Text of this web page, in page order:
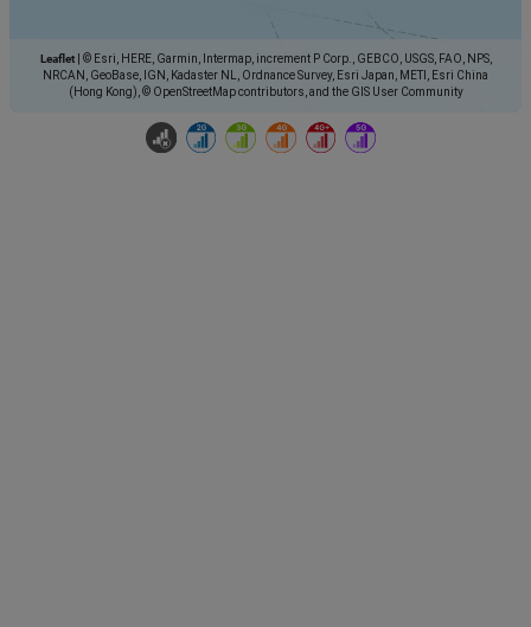
Leaflet
© Esri, HERE, Garmin, Intermap, increment P Corp., GEBCO, USGS, FAO, NPS,
NRCAN, GeoBase, IGN, Kadaster NL, Ordnance Survey, Esri Japan, METI, Esri China
(Hong Kong), © OpenStreetMap contributors, and the GIS User Community